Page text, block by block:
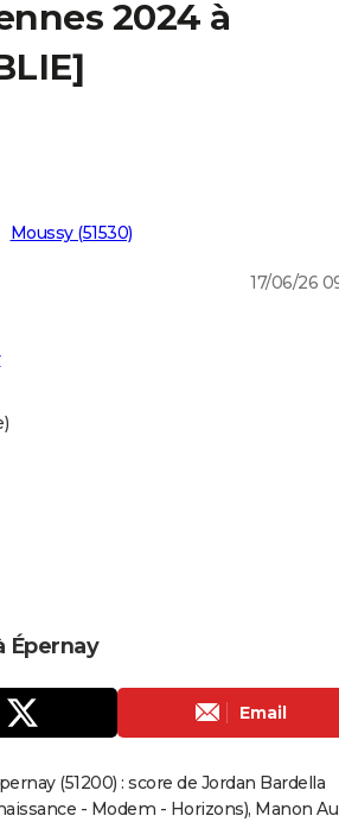
2024 à
Moussy (51530)
17/06/26
Épernay
Email
(51200) : score de Jordan Bardella
- Modem - Horizons), Manon